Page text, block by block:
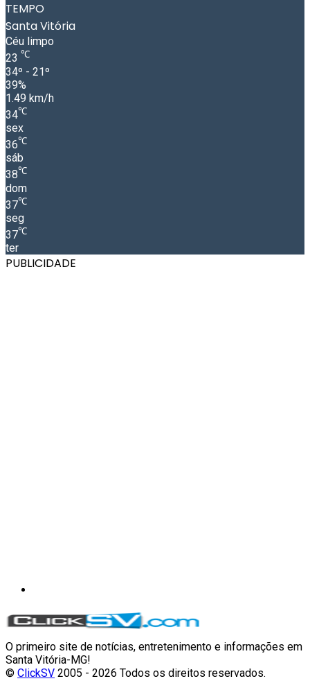
TEMPO
Santa Vitória
Céu limpo
23 ℃
34º - 21º
39%
1.49 km/h
34℃
sex
36℃
sáb
38℃
dom
37℃
seg
37℃
ter
PUBLICIDADE
O primeiro site de notícias, entretenimento e informações em
Santa Vitória-MG!
© ClickSV 2005 - 2026 Todos os direitos reservados.